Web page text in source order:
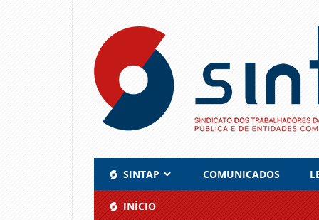
content
SINTAP COMUNICADOS
INÍCIO